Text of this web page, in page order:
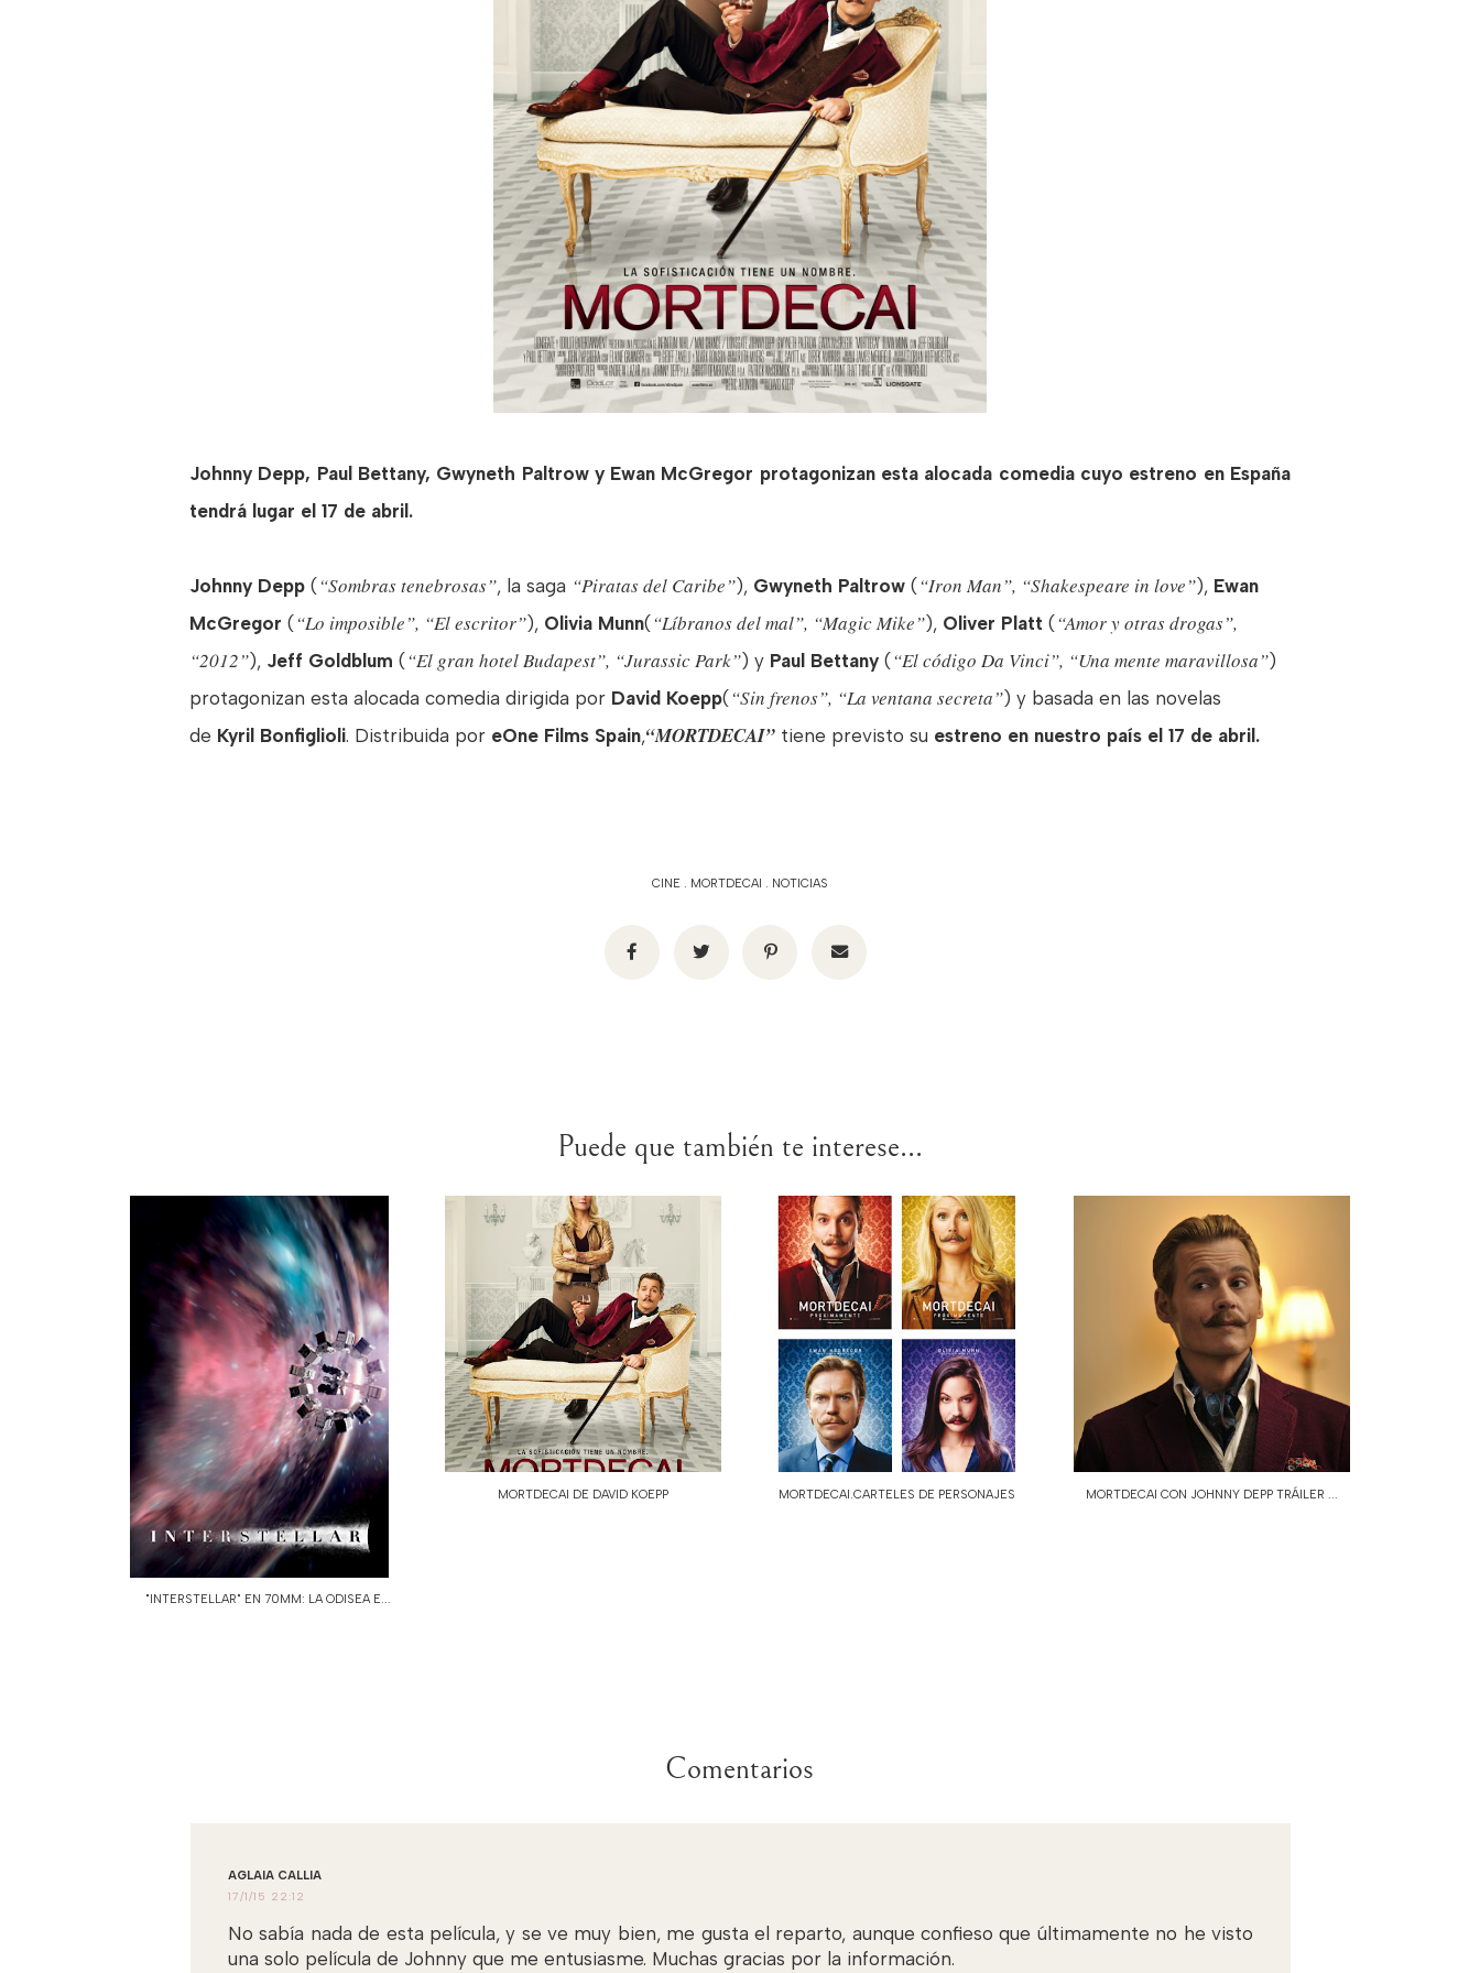
Johnny Depp, Paul Bettany, Gwyneth Paltrow y Ewan McGregor protagonizan esta alocada comedia cuyo estreno en España
tendrá lugar el 17 de abril.
Johnny Depp( “Sombras tenebrosas”, la saga “Piratas del Caribe”), Gwyneth Paltrow( “Iron Man”, “Shakespeare in love”), Ewan
McGregor ( “Lo imposible”, “El escritor”), Olivia Munn( “Líbranos del mal”, “Magic Mike”), Oliver Platt ( “Amor y otras drogas”,
“2012”), Jeff Goldblum ( “El gran hotel Budapest”, “Jurassic Park”) y Paul Bettany( “El código Da Vinci”, “Una mente maravillosa”)
protagonizan esta alocada comedia dirigida por David Koepp( “Sin frenos”, “La ventana secreta”) y basada en las novelas
de Kyril Bonfiglioli. Distribuida por eOne Films Spain,“MORTDECAI”tiene previsto su estreno en nuestro país el 17 de abril .
CINE . MORTDECAI . NOTICIAS
Puede que también te interese...
"INTERSTELLAR" EN 70MM: LA ODISEA E...
MORTDECAI DE DAVID KOEPP MORTDECAI.CARTELES DE PERSONAJES MORTDECAI CON JOHNNY DEPP TRÁILER ...
Comentarios
AGLAIA CALLIA
17/1/15 22:12
No sabía nada de esta película, y se ve muy bien, me gusta el reparto, aunque confieso que últimamente no he visto
una solo película de Johnny que me entusiasme. Muchas gracias por la información.